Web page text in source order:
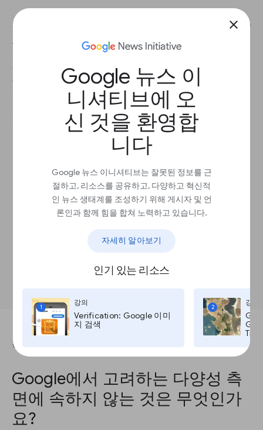
close
Google 뉴스 이
니셔티브에 오
신 것을 환영합
니다
Google 뉴스 이니셔티브는 잘못된 정보를 근
절하고, 리소스를 공유하고, 다양하고 혁신적
인 뉴스 생태계를 조성하기 위해 게시자 및 언
론인과 함께 힘을 합쳐 노력하고 있습니다.
자세히 알아보기
인기 있는 리소스
1
강의
Verification: Google 이미
지 검색
2
강의
전 세계적으로 최대 3%의 인구가 독서 장애나 ADHD
와 같은 학습 및 사고 다양성을 가지고 있습니다.
가독성은 작성된 텍스트가 얼마나 이해하기 쉬운지
를 의미합니다. 다루는 내용, 형식, 정보를 제시하는
방법이 가독성에 영향을 미칩니다.
권장사항
14포인트 이상의 글꼴 또는 동적 글꼴 크기를
1.2 이상의 줄간격 또는 동적 줄간격을 사용하
세요.
가능하면 기울임꼴을 사용하지 마세요.
한 번에 한 가지 아이디어만 공유하세요.
소개하려는 내용을 독자층이 짐작하고 빠르
관련성 있는 콘텐츠와 별개의 콘텐츠를 구분
텍스트 음성 변환을 사용하세요.
이미지를 추가하세요.
강의를 완료하려면 이 질문에 답하세요.
Google에서 고려하는 다양성 측
면에 속하지 않는 것은 무엇인가
요?